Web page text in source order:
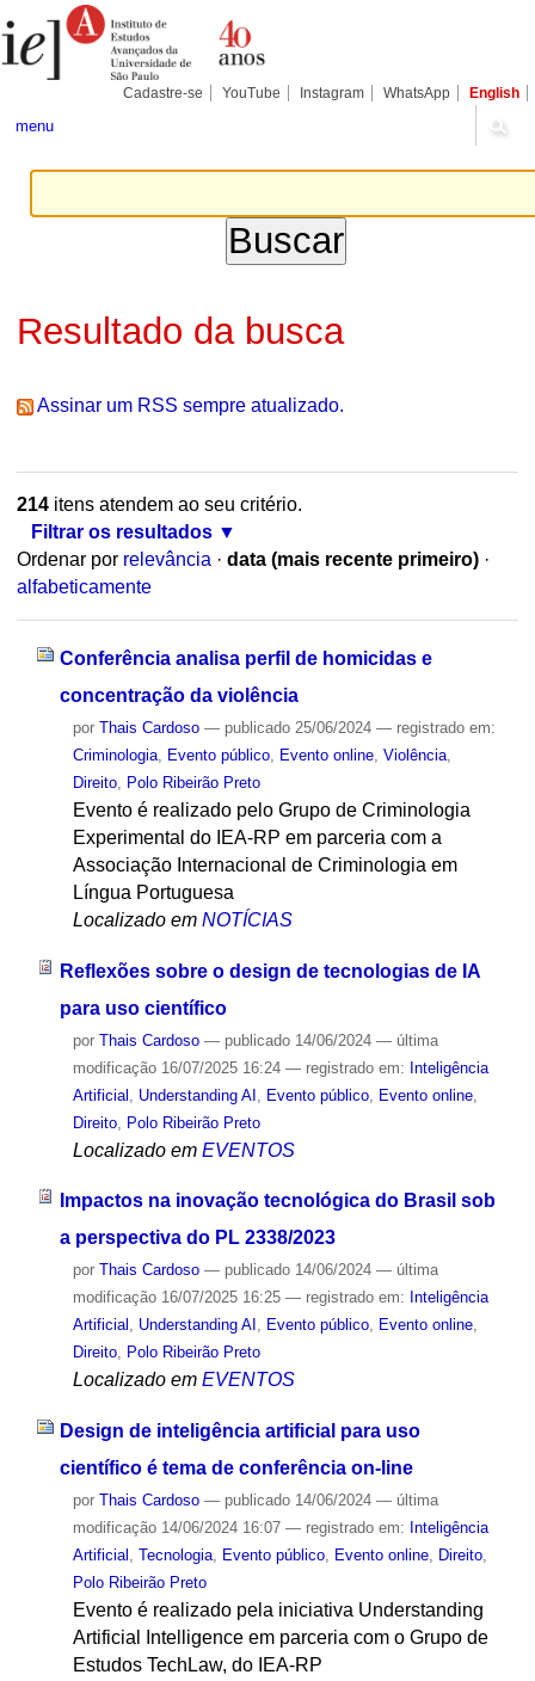
para
conteúdo.
Pessoais
Cadastre-se YouTube Instagram WhatsApp English
menu
Resultado da busca
Assinar um RSS sempre atualizado.
214itens atendem ao seu critério.
Filtrar os resultados
Ordenar por relevância · data (mais recente primeiro) ·
alfabeticamente
Conferência analisa perfil de homicidas e
concentração da violência
por Thais Cardoso — publicado25/06/2024 — registrado em:
Criminologia, Evento público, Evento online, Violência,
Direito, Polo Ribeirão Preto
Evento é realizado pelo Grupo de Criminologia
Experimental do IEA-RP em parceria com a
Associação Internacional de Criminologia em
Língua Portuguesa
Localizado em NOTÍCIAS
Reflexões sobre o design de tecnologias de IA
para uso científico
por Thais Cardoso — publicado14/06/2024 — última
modificação16/07/2025 16:24 — registrado em: Inteligência
Artificial
Understanding AI Evento público, Evento online,
Direito, Polo Ribeirão Preto
Localizado em EVENTOS
Impactos na inovação tecnológica do Brasil sob
a perspectiva do PL 2338/2023
por Thais Cardoso — publicado14/06/2024 — última
modificação16/07/2025 16:25 — registrado em: Inteligência
Artificial , Understanding AI , Evento público, Evento online,
Direito, Polo Ribeirão Preto
Localizado em EVENTOS
Design de inteligência artificial para uso
científico é tema de conferência on-line
por Thais Cardoso — publicado14/06/2024 — última
modificação14/06/2024 16:07 — registrado em: Inteligência
Artificial , Tecnologia, Evento público, Evento online, Direito,
Polo Ribeirão Preto
Evento é realizado pela iniciativa Understanding
Artificial Intelligence em parceria com o Grupo de
Estudos TechLaw, do IEA-RP